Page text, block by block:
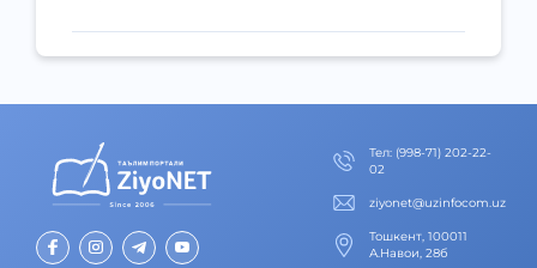
Тел: (998-71) 202-22-
02
ziyonet@uzinfocom.uz
Тошкент, 100011
А.Навои, 28б